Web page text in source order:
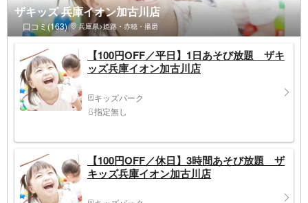
ザキッズ 兵庫イオン加古川店
口コミ(163) 兵庫県>姫路・赤穂・播磨
【100円OFF／平日】1日あそび放題 ザキ
ッズ兵庫イオン加古川店
キッズパーク
指定無し
【100円OFF／休日】3時間あそび放題 ザ
キッズ兵庫イオン加古川店